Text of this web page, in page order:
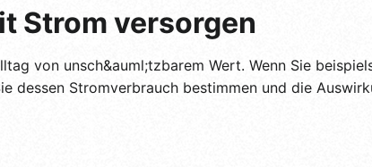
Strom versorgen
von unsch&auml;tzbarem Wert. Wenn Sie
dessen Stromverbrauch bestimmen und die